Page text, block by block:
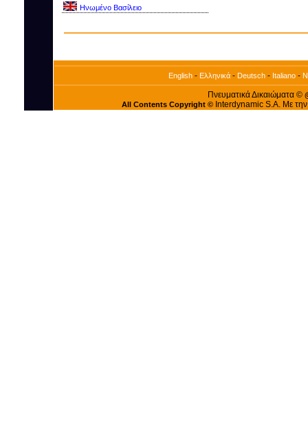
Ηνωμένο Βασίλειο
English- Ελληνικά- Deutsch- Italiano-
Πνευματικά Δικαιώματα ©
All Contents Copyright ©Interdynamic S.A. Με την